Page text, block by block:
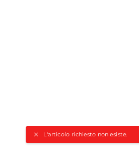
L'articolo richiesto non esiste.